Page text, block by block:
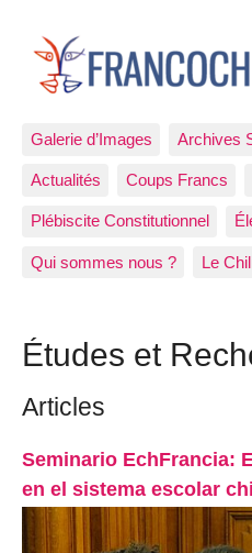
Galerie d’Images Archives
Actualités Coups Francs
Plébiscite Constitutionnel
Qui sommes nous ? Le
Études et
Articles
Seminario EchFrancia:
en el sistema escolar